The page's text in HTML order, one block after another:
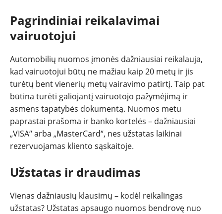
SPORTAS
PATARIMAI
ĮVAIRENYBĖS
Pagrindiniai reikalavimai
vairuotojui
Automobilių nuomos įmonės dažniausiai reikalauja,
kad vairuotojui būtų ne mažiau kaip 20 metų ir jis
turėtų bent vienerių metų vairavimo patirtį. Taip pat
būtina turėti galiojantį vairuotojo pažymėjimą ir
asmens tapatybės dokumentą. Nuomos metu
paprastai prašoma ir banko kortelės – dažniausiai
„VISA“ arba „MasterCard“, nes užstatas laikinai
rezervuojamas kliento sąskaitoje.
Užstatas ir draudimas
Vienas dažniausių klausimų – kodėl reikalingas
užstatas? Užstatas apsaugo nuomos bendrovę nuo